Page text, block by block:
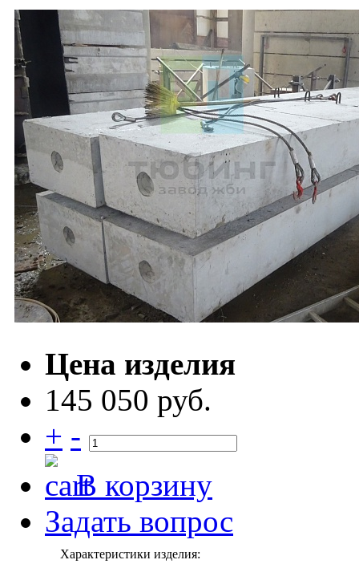
Цена изделия
145 050 руб.
+ -
В корзину
Задать вопрос
Характеристики изделия: